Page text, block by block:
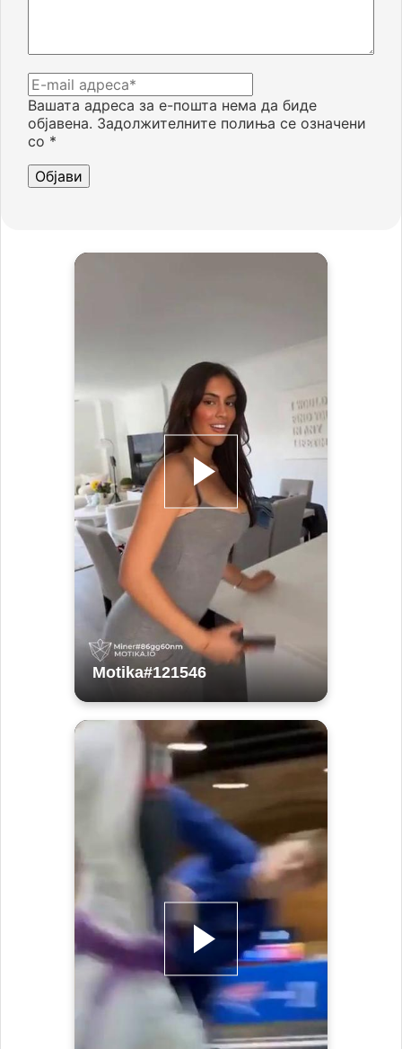
Вашата адреса за е-пошта нема да биде
објавена. Задолжителните полиња се означени
со *